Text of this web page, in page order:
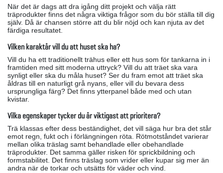
När det är dags att dra igång ditt projekt och välja rätt
träprodukter finns det några viktiga frågor som du bör ställa till dig
själv. Då är chansen större att du blir nöjd och kan njuta av det
färdiga resultatet.
Vilken karaktär vill du att huset ska ha?
Vill du ha ett traditionellt trähus eller ett hus som för tankarna in i
framtiden med sitt moderna uttryck? Vill du att träet ska vara
synligt eller ska du måla huset? Ser du fram emot att träet ska
åldras till en naturligt grå nyans, eller vill du bevara dess
ursprungliga färg? Det finns ytterpanel både med och utan
kvistar.
Vilka egenskaper tycker du är viktigast att prioritera?
Trä klassas efter dess beständighet, det vill säga hur bra det står
emot regn, fukt och i förlängningen röta. Rötmotståndet varierar
mellan olika träslag samt behandlade eller obehandlade
träprodukter. Det samma gäller risken för sprickbildning och
formstabilitet. Det finns träslag som vrider eller kupar sig mer än
andra när de torkar och utsätts för väder och vind.